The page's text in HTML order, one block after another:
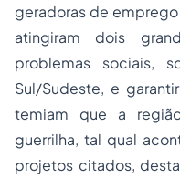
geradoras de
atingiram dois
problemas sociais,
Sul/Sudeste, e
temiam que a
guerrilha, tal qual
projetos citados,